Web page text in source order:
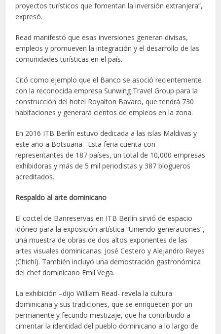
proyectos turísticos que fomentan la inversión extranjera”,
expresó.
Read manifestó que esas inversiones generan divisas,
empleos y promueven la integración y el desarrollo de las
comunidades turísticas en el país.
Citó como ejemplo que el Banco se asoció recientemente
con la reconocida empresa Sunwing Travel Group para la
construcción del hotel Royalton Bavaro, que tendrá 730
habitaciones y generará cientos de empleos en la zona.
En 2016 ITB Berlín estuvo dedicada a las islas Maldivas y
este año a Botsuana. Esta feria cuenta con
representantes de 187 países, un total de 10,000 empresas
exhibidoras y más de 5 mil periodistas y 387 blogueros
acreditados.
Respaldo al arte dominicano
El coctel de Banreservas en ITB Berlín sirvió de espacio
idóneo para la exposición artística “Uniendo generaciones”,
una muestra de obras de dos altos exponentes de las
artes visuales dominicanas: José Cestero y Alejandro Reyes
(Chichí). También incluyó una demostración gastronómica
del chef dominicano Emil Vega.
La exhibición –dijo William Read- revela la cultura
dominicana y sus tradiciones, que se enriquecen por un
permanente y fecundo mestizaje, que ha contribuido a
cimentar la identidad del pueblo dominicano a lo largo de